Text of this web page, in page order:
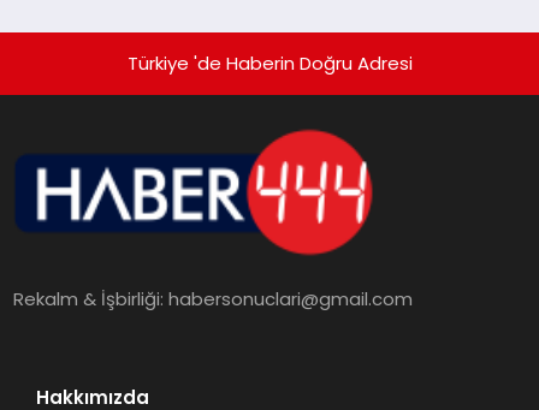
Türkiye 'de Haberin Doğru Adresi
Rekalm & İşbirliği:habersonuclari@gmail.com
Hakkımızda